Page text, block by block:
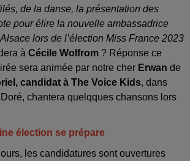
de la danse, la présentation des
pour élire la nouvelle ambassadrice
lors de l’élection Miss France 2023
à Cécile Wolfrom ? Réponse ce
sera animée par notre cher Erwan de
candidat à The Voice Kids, dans
chantera quelqques chansons lors
élection se prépare
les candidatures sont ouvertures